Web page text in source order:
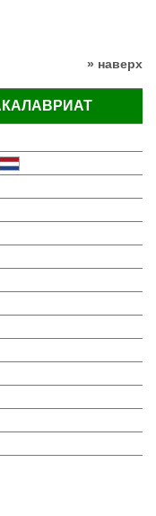
» наверх